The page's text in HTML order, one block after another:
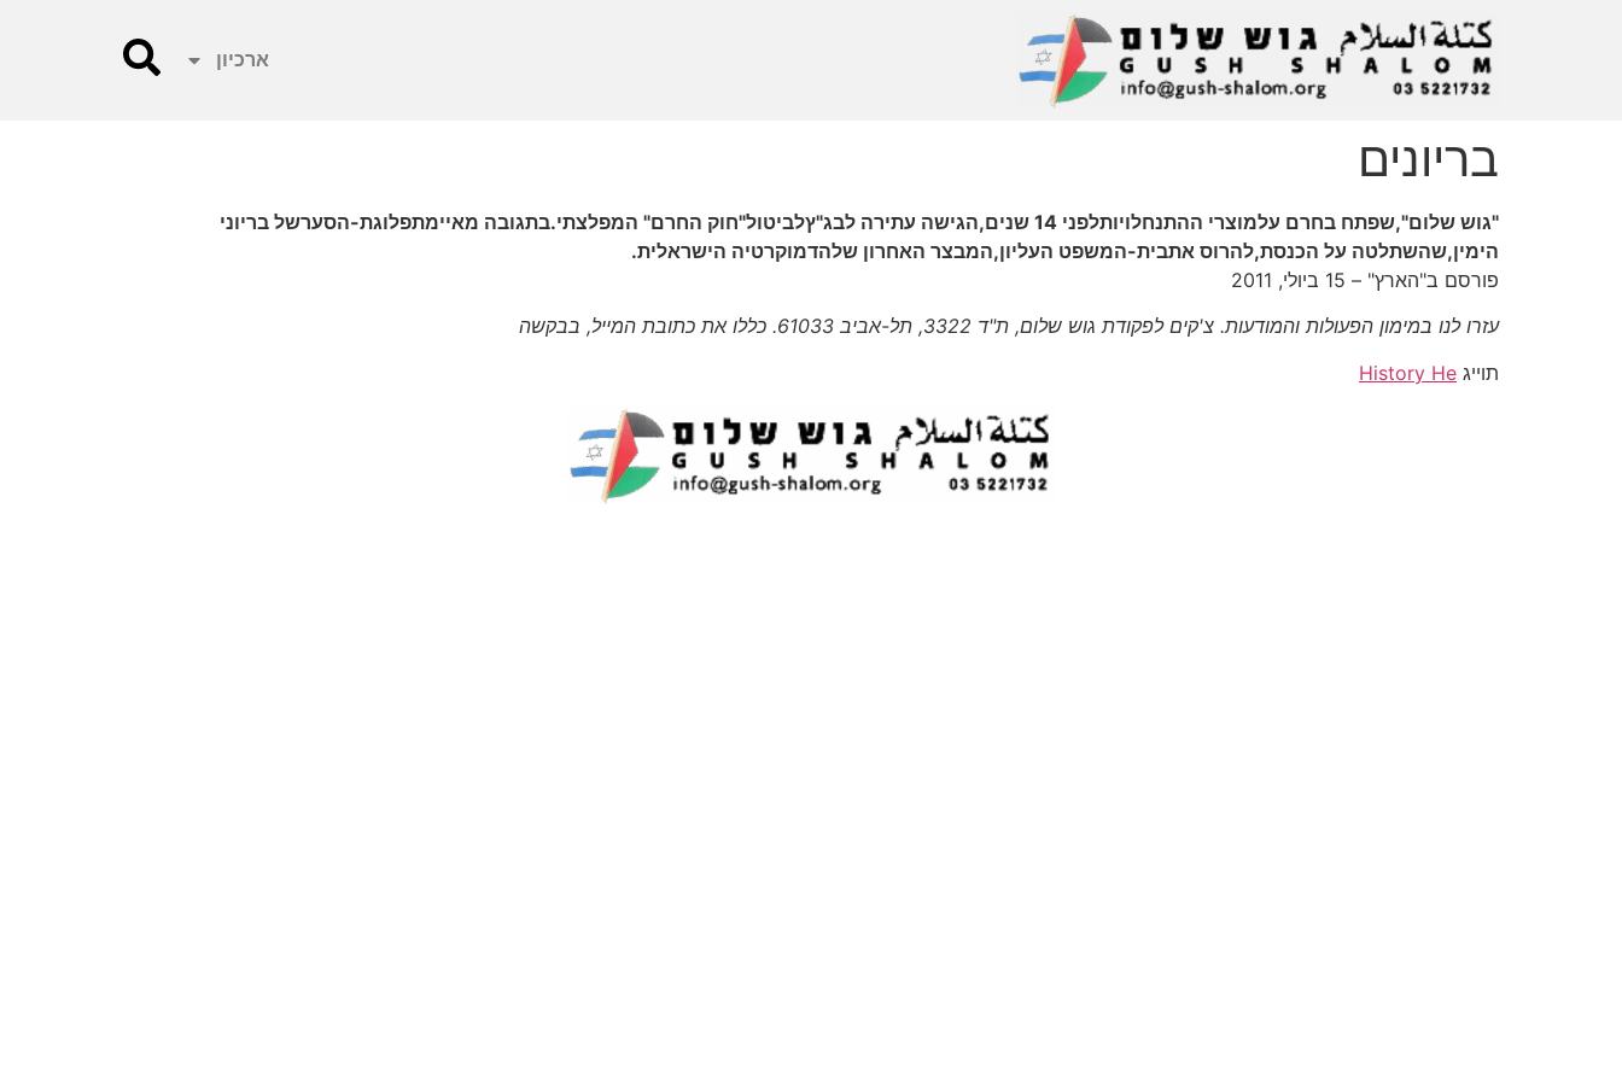
ארכיון
בריונים
"גוש שלום",שפתח בחרם עלמוצרי ההתנחלויותלפני 14 שנים,הגישה עתירה לבג"ץלביטול"חוק החרם" המפלצתי.בתגובה מאיימתפלוגת-הסערשל בריוני
הימין,שהשתלטה על הכנסת,להרוס אתבית-המשפט העליון,המבצר האחרון שלהדמוקרטיה הישראלית.
פורסם ב"הארץ" – 15 ביולי, 2011
עזרו לנו במימון הפעולות והמודעות. צ'קים לפקודת גוש שלום, ת"ד 3322, תל-אביב 61033. כללו את כתובת המייל, בבקשה
תוייג History He